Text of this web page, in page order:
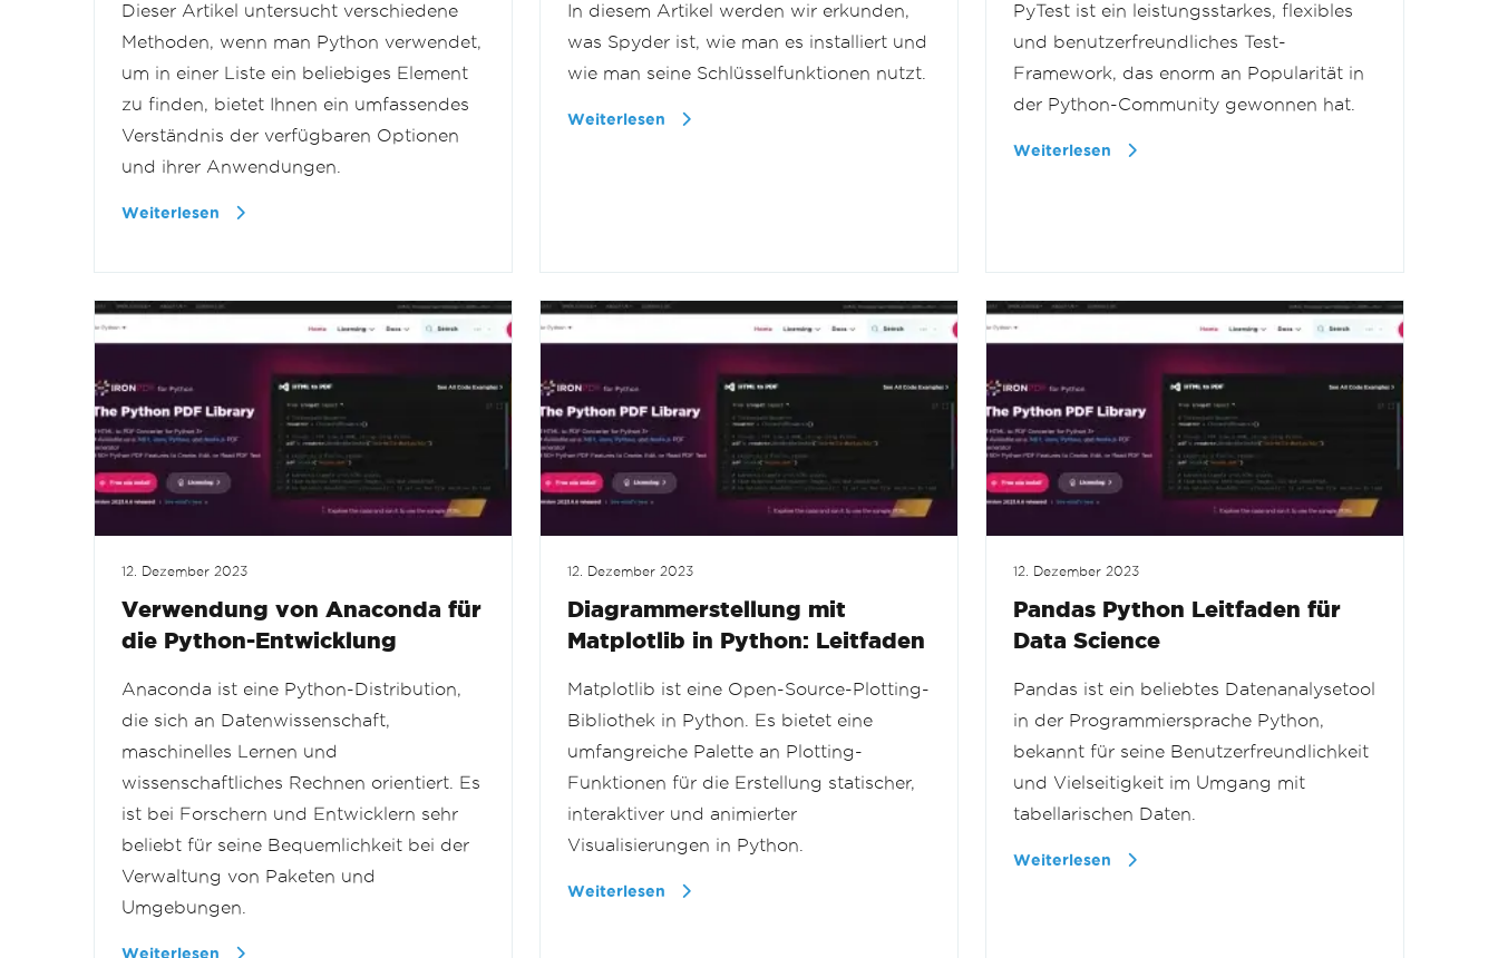
Dieser Artikel untersucht verschiedene
Methoden, wenn man Python verwendet,
um in einer Liste ein beliebiges Element
zu finden, bietet Ihnen ein umfassendes
Verständnis der verfügbaren Optionen
und ihrer Anwendungen.
Weiterlesen
In diesem Artikel werden wir erkunden,
was Spyder ist, wie man es installiert und
wie man seine Schlüsselfunktionen nutzt.
Weiterlesen
PyTest ist ein leistungsstarkes, flexibles
und benutzerfreundliches Test-
Framework, das enorm an Popularität in
der Python-Community gewonnen hat.
Weiterlesen
12. Dezember 2023
Verwendung von Anaconda für
die Python-Entwicklung
Anaconda ist eine Python-Distribution,
die sich an Datenwissenschaft,
maschinelles Lernen und
wissenschaftliches Rechnen orientiert. Es
ist bei Forschern und Entwicklern sehr
beliebt für seine Bequemlichkeit bei der
Verwaltung von Paketen und
Umgebungen.
Weiterlesen
12. Dezember 2023
Diagrammerstellung mit
Matplotlib in Python: Leitfaden
Matplotlib ist eine Open-Source-Plotting-
Bibliothek in Python. Es bietet eine
umfangreiche Palette an Plotting-
Funktionen für die Erstellung statischer,
interaktiver und animierter
Visualisierungen in Python.
Weiterlesen
12. Dezember 2023
Pandas Python Leitfaden für
Data Science
Pandas ist ein beliebtes Datenanalysetool
in der Programmiersprache Python,
bekannt für seine Benutzerfreundlichkeit
und Vielseitigkeit im Umgang mit
tabellarischen Daten.
Weiterlesen